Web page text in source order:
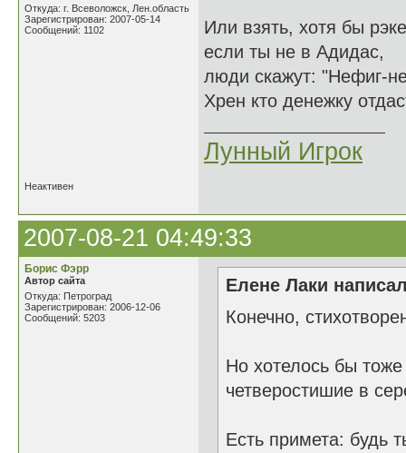
Откуда: г. Всеволожск, Лен.область
Зарегистрирован: 2007-05-14
Сообщений: 1102
Или взять, хотя бы
если ты не в Адидас,
люди скажут: "Нефиг-
Хрен кто денежку
Лунный Игрок
Неактивен
2007-08-21 04:49:33
Борис Фэрр
Автор сайта
Откуда: Петроград
Зарегистрирован: 2006-12-06
Сообщений: 5203
Елене Лаки
Конечно,
Но хотелось бы
четверостишие в
Есть примета: будь